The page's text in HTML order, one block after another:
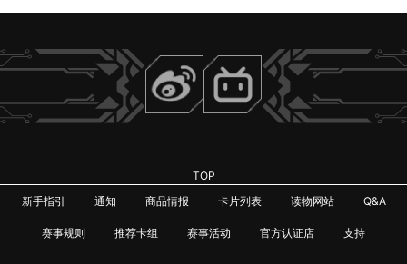
TOP
新手指引
通知 商品情报 卡片列表 读物网站 Q&A
赛事规则 推荐卡组 赛事活动 官方认证店 支持